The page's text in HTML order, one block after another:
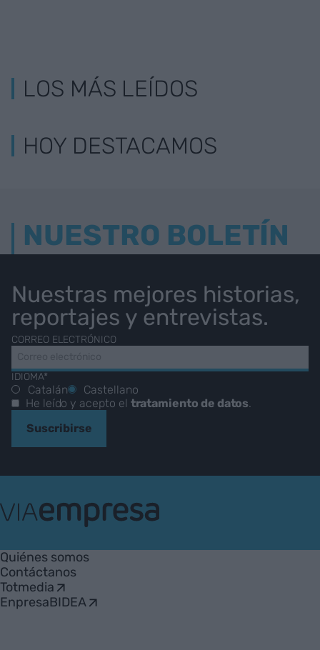
LOS MÁS LEÍDOS
HOY DESTACAMOS
NUESTRO BOLETÍN
Nuestras mejores historias,
reportajes y entrevistas.
CORREO ELECTRÓNICO
IDIOMA*
Catalán
Castellano
He leído y acepto el tratamiento de datos.
Suscribirse
Empresa
Quiénes somos
Contáctanos
Totmedia
EnpresaBIDEA